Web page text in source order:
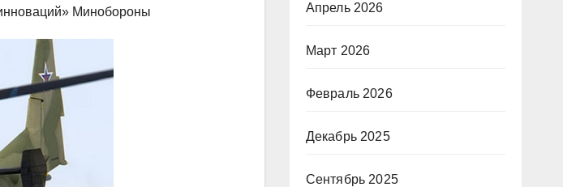
Минобороны Апрель 2026
Март 2026
Февраль 2026
Декабрь 2025
Сентябрь 2025